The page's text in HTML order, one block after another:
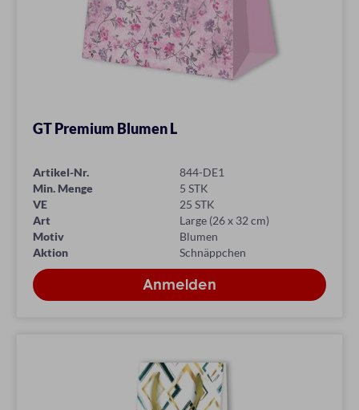
GT Premium Blumen L
Artikel-Nr.
844-DE1
Min. Menge
5 STK
VE
25 STK
Art
Large (26 x 32 cm)
Motiv
Blumen
Aktion
Schnäppchen